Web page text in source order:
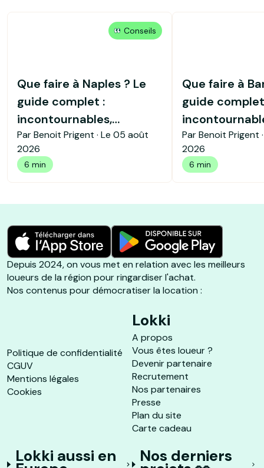
Conseils
Que faire à Naples ? Le
guide complet :
incontournables,
quartiers et bons plans
Par Benoit Prigent · Le 05 août
2026
6 min
Que faire à
guide
ville et bons
Par Benoit Prigent
2026
6 min
Depuis 2024, on vous met en relation avec les meilleurs
loueurs de la région pour ringardiser l'achat.
Nos contenus pour démocratiser la location :
Politique de confidentialité
CGUV
Mentions légales
Cookies
Lokki
A propos
Vous êtes loueur ?
Devenir partenaire
Recrutement
Nos partenaires
Presse
Plan du site
Carte cadeau
Lokki aussi en Nos derniers